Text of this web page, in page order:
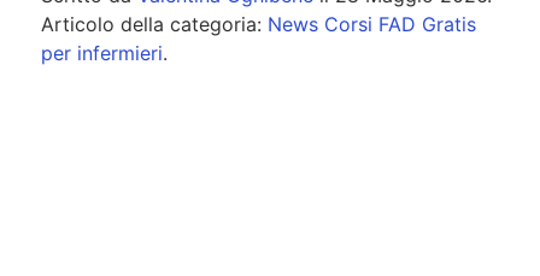
Articolo della categoria: News Corsi FAD Gratis
per infermieri.